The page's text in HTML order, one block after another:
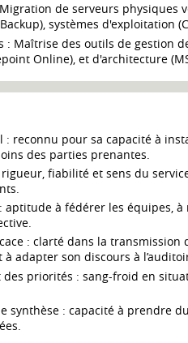
Migration de serveurs
systèmes d'exploitation
: Maîtrise des outils de gestion
Online), et d'architecture
: reconnu pour sa capacité à
des parties prenantes.
fiabilité et sens du
aptitude à fédérer les équipes,
: clarté dans la transmission
adapter son discours à
des priorités : sang-froid en
synthèse : capacité à prendre